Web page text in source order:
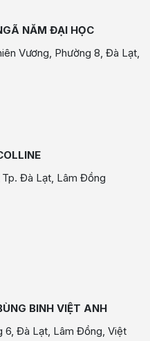
NĂM ĐẠI HỌC
Vương, Phường 8, Đà Lạt,
Đà Lạt, Lâm Đồng
BINH VIỆT ANH
6, Đà Lạt, Lâm Đồng, Việt